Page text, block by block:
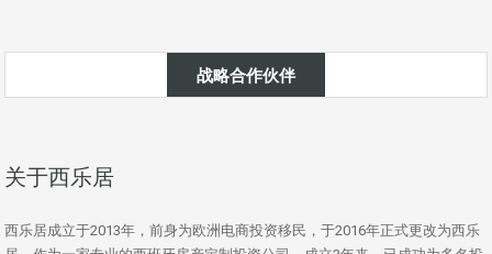
战略合作伙伴
关于西乐居
西乐居成立于2013年，前身为欧洲电商投资移民，于2016年正式更改为西乐